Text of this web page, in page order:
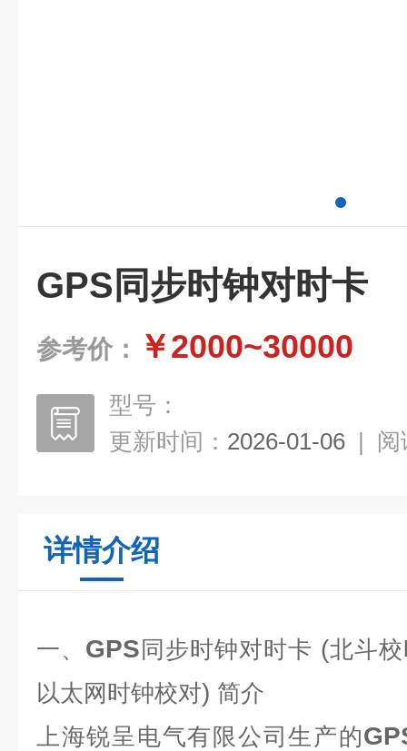
GPS同步时钟对时卡
参考价： ￥2000~30000
型号：
更新时间： 2026-01-06 | 阅
详情介绍
一、 GPS 同步时钟对时卡 (北斗
以太网时钟校对) 简介
上海锐呈电气有限公司生产的